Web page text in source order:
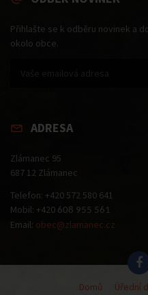
Přihlašte se k odběru novinek a
okolo obce.
ADRESA
Zlámanec 95
687 12 Zlámanec
Telefon: +420 572 580 641
Mobil: +420 608 955 561
Email: obec@zlamanec.cz
Domů Úřední